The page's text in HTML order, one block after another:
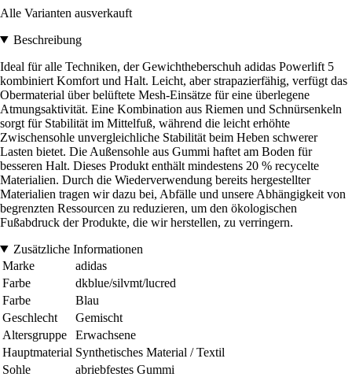
Alle Varianten ausverkauft
Beschreibung
Ideal für alle Techniken, der Gewichtheberschuh adidas Powerlift 5
kombiniert Komfort und Halt. Leicht, aber strapazierfähig, verfügt das
Obermaterial über belüftete Mesh-Einsätze für eine überlegene
Atmungsaktivität. Eine Kombination aus Riemen und Schnürsenkeln
sorgt für Stabilität im Mittelfuß, während die leicht erhöhte
Zwischensohle unvergleichliche Stabilität beim Heben schwerer
Lasten bietet. Die Außensohle aus Gummi haftet am Boden für
besseren Halt. Dieses Produkt enthält mindestens 20 % recycelte
Materialien. Durch die Wiederverwendung bereits hergestellter
Materialien tragen wir dazu bei, Abfälle und unsere Abhängigkeit von
begrenzten Ressourcen zu reduzieren, um den ökologischen
Fußabdruck der Produkte, die wir herstellen, zu verringern.
Zusätzliche Informationen
Marke
adidas
Farbe
dkblue/silvmt/lucred
Farbe
Blau
Geschlecht
Gemischt
Altersgruppe
Erwachsene
Hauptmaterial Synthetisches Material / Textil
Sohle
abriebfestes Gummi